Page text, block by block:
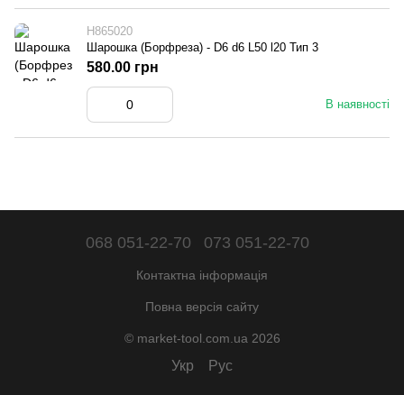
H865020
Шарошка (Борфреза) - D6 d6 L50 l20 Тип 3
В наявності
580.00 грн
068 051-22-70 073 051-22-70
Контактна інформація
Повна версія сайту
© market-tool.com.ua 2026
Укр Рус